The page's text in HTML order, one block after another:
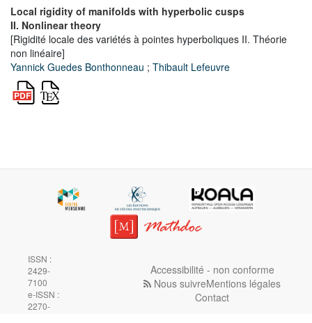
Local rigidity of manifolds with hyperbolic cusps
II. Nonlinear theory
[Rigidité locale des variétés à pointes hyperboliques II. Théorie
non linéaire]
Yannick Guedes Bonthonneau ; Thibault Lefeuvre
ISSN :
2429-
7100
e-ISSN :
2270-
Accessibilité - non conforme
Nous suivreMentions légales
Contact